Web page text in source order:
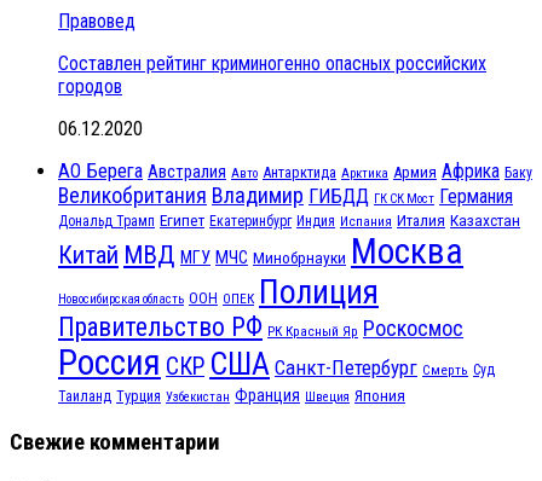
Правовед
Составлен рейтинг криминогенно опасных российских
городов
06.12.2020
АО Берега Австралия Авто Антарктида Арктика Армия Африка Баку
Великобритания Владимир ГИБДД ГК СК Мост Германия
Дональд Трамп Египет Екатеринбург Индия Испания Италия Казахстан
Китай МВД МГУ МЧС Минобрнауки Москва
Новосибирская область ООН ОПЕК Полиция
Правительство РФ РК Красный Яр Роскосмос
Россия СКР США Санкт-Петербург Смерть Суд
Таиланд Турция Узбекистан Франция Швеция Япония
Свежие комментарии